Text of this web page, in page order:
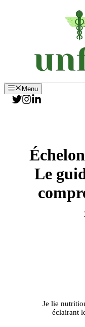
Menu
Le
Je lie
éclairant